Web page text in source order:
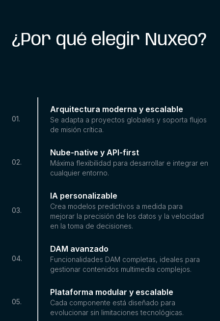
¿Por qué elegir Nuxeo?
01.
Arquitectura moderna y escalable
Se adapta a proyectos globales y soporta flujos
de misión crítica.
02.
Nube-native y API-first
Máxima flexibilidad para desarrollar e integrar en
cualquier entorno.
03.
IA personalizable
Crea modelos predictivos a medida para
mejorar la precisión de los datos y la velocidad
en la toma de decisiones.
04.
DAM avanzado
Funcionalidades DAM completas, ideales para
gestionar contenidos multimedia complejos.
05.
Plataforma modular y escalable
Cada componente está diseñado para
evolucionar sin limitaciones tecnológicas.